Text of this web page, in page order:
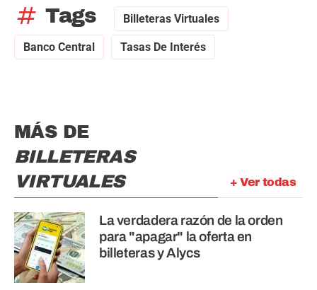
tag Tags Billeteras Virtuales
Banco Central Tasas De Interés
+ Ver todas
MÁS DE
BILLETERAS
VIRTUALES
La verdadera razón de la orden
para "apagar" la oferta en
billeteras y Alycs